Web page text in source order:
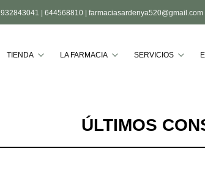
932843041 | 644568810 | farmaciasardenya520@gmail.com
TIENDA LA FARMACIA SERVICIOS
ÚLTIMOS